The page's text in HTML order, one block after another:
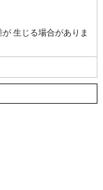
生じる場合がありま